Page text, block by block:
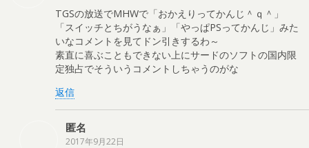
TGSの放送でMHWで「おかえりってかんじ＾ｑ＾」
「スイッチとちがうなぁ」「やっぱPSってかんじ」みた
いなコメントを見てドン引きするわ～
素直に喜ぶこともできない上にサードのソフトの国内限
定独占でそういうコメントしちゃうのがな
返信
匿名
2017年9月22日